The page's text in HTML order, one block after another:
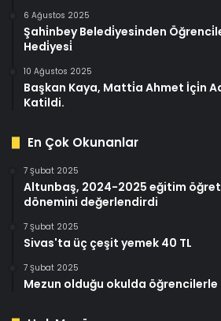
6 Ağustos 2025
Şahi̇nbey Beledi̇yesi̇nden
Hedi̇yesi̇
10 Ağustos 2025
Başkan Kaya, Matti̇a Ahmet İçi̇n
Katildi.
En Çok Okunanlar
7 Şubat 2025
Altunbaş, 2024-2025 eğitim
dönemini değerlendirdi
7 Şubat 2025
Sivas'ta üç çeşit yemek 40 TL
7 Şubat 2025
Mezun olduğu okulda